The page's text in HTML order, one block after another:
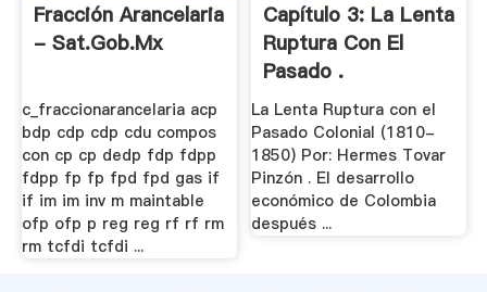
Fracción Arancelaria
- Sat.gob.mx
c_fraccionarancelaria acp
bdp cdp cdp cdu compos
con cp cp dedp fdp fdpp
fdpp fp fp fpd fpd gas if
if im im inv m maintable
ofp ofp p reg reg rf rf rm
rm tcfdi tcfdi ...
Capítulo 3: La Lenta
Ruptura Con El
Pasado .
La Lenta Ruptura con el
Pasado Colonial (1810-
1850) Por: Hermes Tovar
Pinzón . El desarrollo
económico de Colombia
después ...